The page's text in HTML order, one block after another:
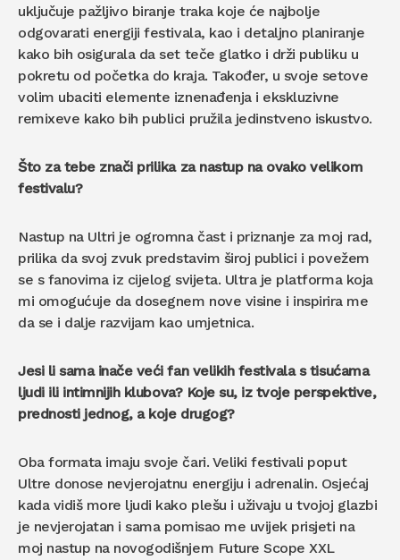
uključuje pažljivo biranje traka koje će najbolje
odgovarati energiji festivala, kao i detaljno planiranje
kako bih osigurala da set teče glatko i drži publiku u
pokretu od početka do kraja. Također, u svoje setove
volim ubaciti elemente iznenađenja i ekskluzivne
remixeve kako bih publici pružila jedinstveno iskustvo.
Što za tebe znači prilika za nastup na ovako velikom
festivalu?
Nastup na Ultri je ogromna čast i priznanje za moj rad,
prilika da svoj zvuk predstavim široj publici i povežem
se s fanovima iz cijelog svijeta. Ultra je platforma koja
mi omogućuje da dosegnem nove visine i inspirira me
da se i dalje razvijam kao umjetnica.
Jesi li sama inače veći fan velikih festivala s tisućama
ljudi ili intimnijih klubova? Koje su, iz tvoje perspektive,
prednosti jednog, a koje drugog?
Oba formata imaju svoje čari. Veliki festivali poput
Ultre donose nevjerojatnu energiju i adrenalin. Osjećaj
kada vidiš more ljudi kako plešu i uživaju u tvojoj glazbi
je nevjerojatan i sama pomisao me uvijek prisjeti na
moj nastup na novogodišnjem Future Scope XXL